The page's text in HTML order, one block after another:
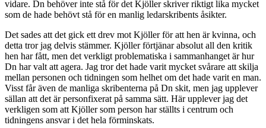
vidare. Dn behöver inte stå för det Kjöller skriver riktigt lika mycket
som de hade behövt stå för en manlig ledarskribents åsikter.
Det sades att det gick ett drev mot Kjöller för att hen är kvinna, och
detta tror jag delvis stämmer. Kjöller förtjänar absolut all den kritik
hen har fått, men det verkligt problematiska i sammanhanget är hur
Dn har valt att agera. Jag tror det hade varit mycket svårare att skilja
mellan personen och tidningen som helhet om det hade varit en man.
Visst får även de manliga skribenterna på Dn skit, men jag upplever
sällan att det är personfixerat på samma sätt. Här upplever jag det
verkligen som att Kjöller som person har ställts i centrum och
tidningens ansvar i det hela förminskats.